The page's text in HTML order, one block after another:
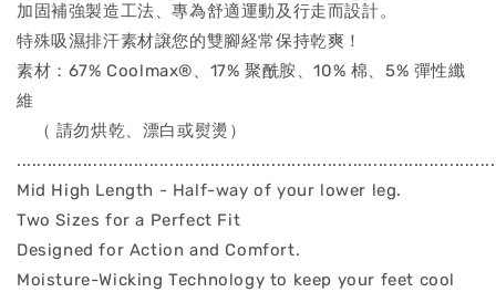
加固補強製造工法、專為舒適運動及行走而設計。
特殊吸濕排汗素材譲您的雙腳経常保持乾爽！
素材：67% Coolmax®、17% 聚酰胺、10% 棉、5% 彈性纖
維
（ 請勿烘乾、漂白或熨燙）
Mid High Length - Half-way of your lower leg.
Two Sizes for a Perfect Fit
Designed for Action and Comfort.
Moisture-Wicking Technology to keep your feet cool